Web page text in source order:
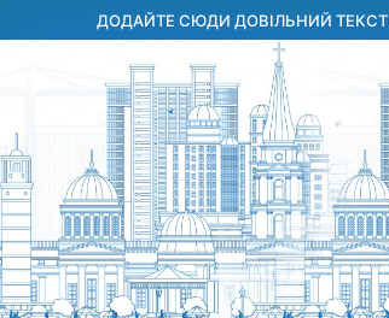
до
ДОДАЙТЕ СЮДИ ДОВІЛЬНИЙ